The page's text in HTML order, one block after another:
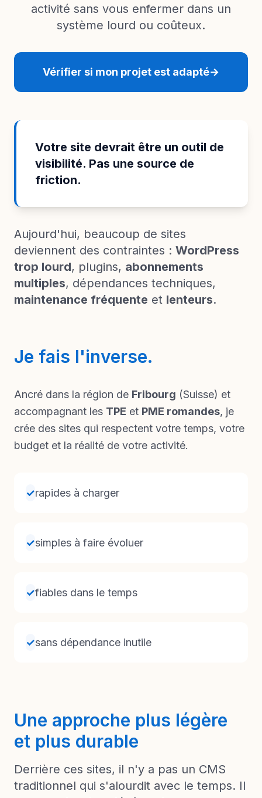
activité sans vous enfermer dans un
système lourd ou coûteux.
Vérifier si mon projet est adapté→
Votre site devrait être un outil de
visibilité. Pas une source de
friction.
Aujourd'hui, beaucoup de sites
deviennent des contraintes : WordPress
trop lourd, plugins, abonnements
multiples, dépendances techniques,
maintenance fréquente et lenteurs.
Je fais l'inverse.
Ancré dans la région de Fribourg (Suisse) et
accompagnant les TPE et PME romandes, je
crée des sites qui respectent votre temps, votre
budget et la réalité de votre activité.
✓rapides à charger
✓simples à faire évoluer
✓fiables dans le temps
✓sans dépendance inutile
Une approche plus légère
et plus durable
Derrière ces sites, il n'y a pas un CMS
traditionnel qui s'alourdit avec le temps. Il